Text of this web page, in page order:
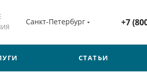
Санкт-Петербург +7
СТАТЬИ